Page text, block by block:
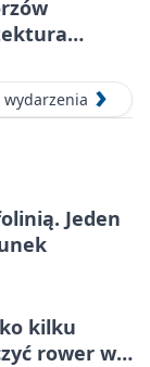
wydarzenia
Jeden
kilku
rower w